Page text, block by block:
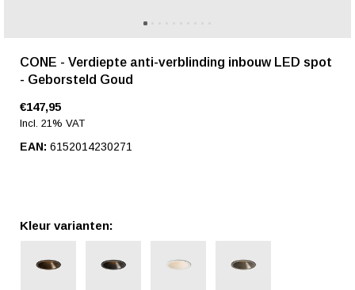
CONE - Verdiepte anti-verblinding inbouw LED spot
- Geborsteld Goud
€147,95
Incl. 21% VAT
EAN: 6152014230271
Kleur varianten: